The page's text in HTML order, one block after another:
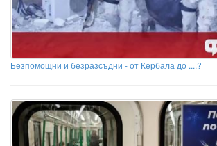
Безпомощни и безразсъдни - от Кербала до ....?